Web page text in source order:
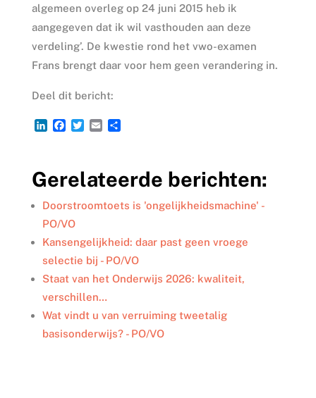
algemeen overleg op 24 juni 2015 heb ik
aangegeven dat ik wil vasthouden aan deze
verdeling’. De kwestie rond het vwo-examen
Frans brengt daar voor hem geen verandering in.
Deel dit bericht:
L
e
d
I
n
F
b
o
o
k
T
t
e
r
E
l
D
n
Gerelateerde berichten:
Doorstroomtoets is 'ongelijkheidsmachine' -
PO/VO
Kansengelijkheid: daar past geen vroege
selectie bij - PO/VO
Staat van het Onderwijs 2026: kwaliteit,
verschillen…
Wat vindt u van verruiming tweetalig
basisonderwijs? - PO/VO